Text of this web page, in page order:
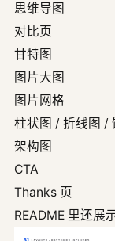
思维导图
对比页
甘特图
图片大图
图片网格
柱状图 / 折线图 /
架构图
CTA
Thanks 页
README 里还展